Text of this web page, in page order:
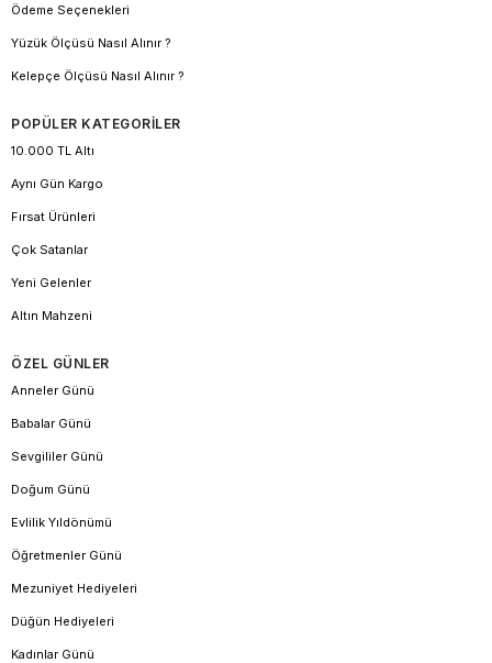
Ödeme Seçenekleri
Yüzük Ölçüsü Nasıl Alınır ?
Kelepçe Ölçüsü Nasıl Alınır ?
POPÜLER KATEGORİLER
10.000 TL Altı
Aynı Gün Kargo
Fırsat Ürünleri
Çok Satanlar
Yeni Gelenler
Altın Mahzeni
ÖZEL GÜNLER
Anneler Günü
Babalar Günü
Sevgililer Günü
Doğum Günü
Evlilik Yıldönümü
Öğretmenler Günü
Mezuniyet Hediyeleri
Düğün Hediyeleri
Kadınlar Günü